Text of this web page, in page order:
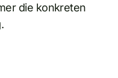
die konkreten